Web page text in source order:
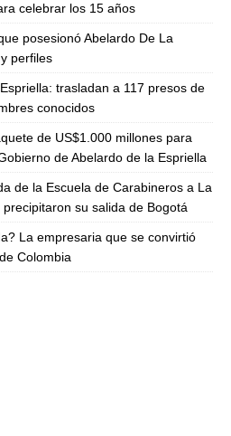
celebrar los 15 años
posesionó Abelardo De La
perfiles
trasladan a 117 presos de
conocidos
de US$1.000 millones para
de Abelardo de la Espriella
de la Escuela de Carabineros a La
su salida de Bogotá
La empresaria que se convirtió
Colombia